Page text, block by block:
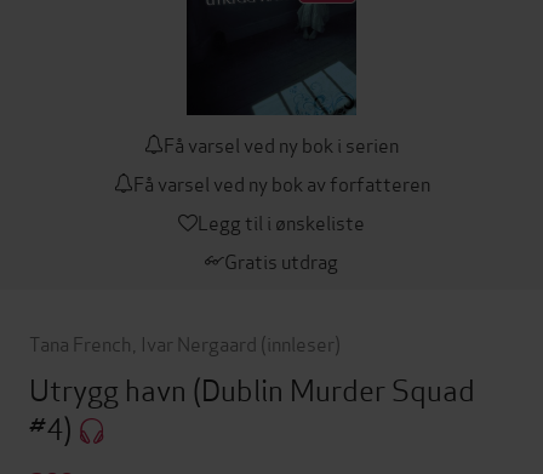
Få varsel ved ny bok i serien
Få varsel ved ny bok av forfatteren
Legg til i ønskeliste
Gratis utdrag
Tana French Ivar Nergaard (innleser)
Utrygg havn (Dublin Murder Squad
#4)